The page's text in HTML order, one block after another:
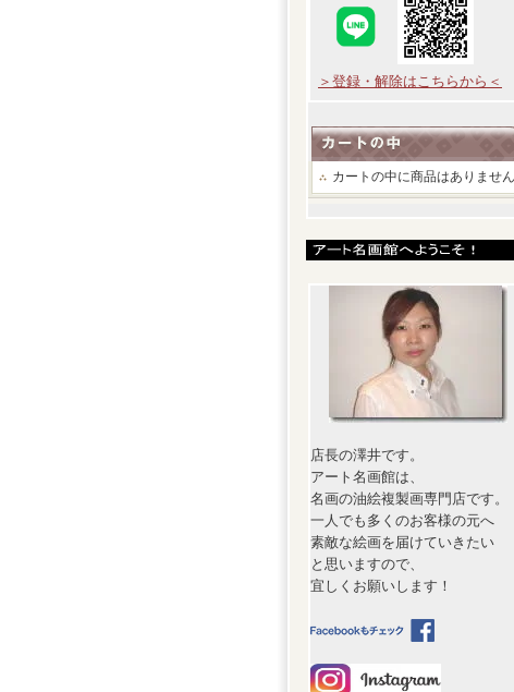
＞登録・解除はこちらから＜
カートの中に商品はありません
店長の澤井です。
アート名画館は、
名画の油絵複製画専門店です。
一人でも多くのお客様の元へ
素敵な絵画を届けていきたい
と思いますので、
宜しくお願いします！